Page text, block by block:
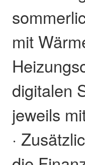
mit
digitalen
jeweils
·